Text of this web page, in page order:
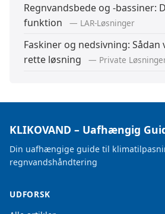
Regnvandsbede og -bassiner:
funktion
— LAR-Løsninger
Faskiner og nedsivning:
rette løsning
— Private
KLIKOVAND – Uafhængig
Din uafhængige guide til
regnvandshåndtering
UDFORSK